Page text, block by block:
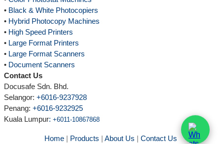
• Black & White Photocopiers
• Hybrid Photocopy Machines
• High Speed Printers
• Large Format Printers
• Large Format Scanners
• Document Scanners
Contact Us
Docusafe Sdn. Bhd.
Selangor: +6016-9237928
Penang: +6016-9232925
Kuala Lumpur: +6011-10867868
Home| Products | About Us | Contact Us